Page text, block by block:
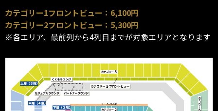
カテゴリー1フロントビュー：6,100円
カテゴリー2フロントビュー：5,300円
※各エリア、最前列から4列目までが対象エリアとなります